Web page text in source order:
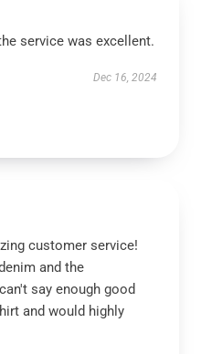
service was excellent.
Dec 16, 2024
customer service!
and the
say enough good
and would highly